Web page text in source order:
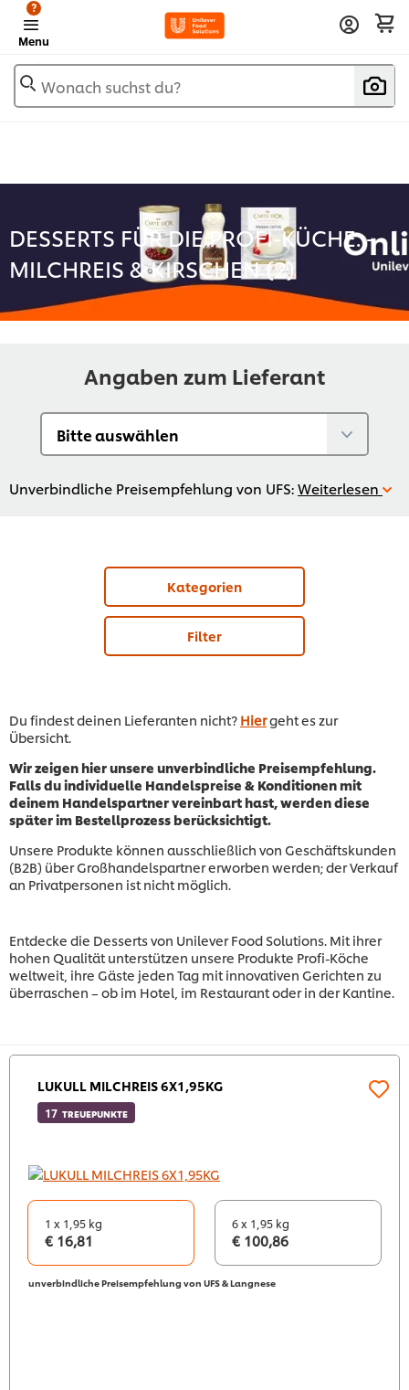
Menu
?
Wonach suchst du?
DESSERTS FÜR DIE PROFI-KÜCHE. -
MILCHREIS & KIRSCHEN (2)
Angaben zum Lieferant
Unverbindliche Preisempfehlung von UFS:Weiterlesen
Kategorien
Filter
Du findest deinen Lieferanten nicht? Hiergeht es zur
Übersicht.
Wir zeigen hier unsere unverbindliche Preisempfehlung.
Falls du individuelle Handelspreise & Konditionen mit
deinem Handelspartner vereinbart hast, werden diese
später im Bestellprozess berücksichtigt.
Unsere Produkte können ausschließlich von Geschäftskunden
(B2B) über Großhandelspartner erworben werden; der Verkauf
an Privatpersonen ist nicht möglich.
Entdecke die Desserts von Unilever Food Solutions. Mit ihrer
hohen Qualität unterstützen unsere Produkte Profi-Köche
weltweit, ihre Gäste jeden Tag mit innovativen Gerichten zu
überraschen – ob im Hotel, im Restaurant oder in der Kantine.
LUKULL MILCHREIS 6X1,95KG
17 TREUEPUNKTE
1 x 1,95 kg
€ 16,81
6 x 1,95 kg
€ 100,86
unverbindliche Preisempfehlung von UFS & Langnese